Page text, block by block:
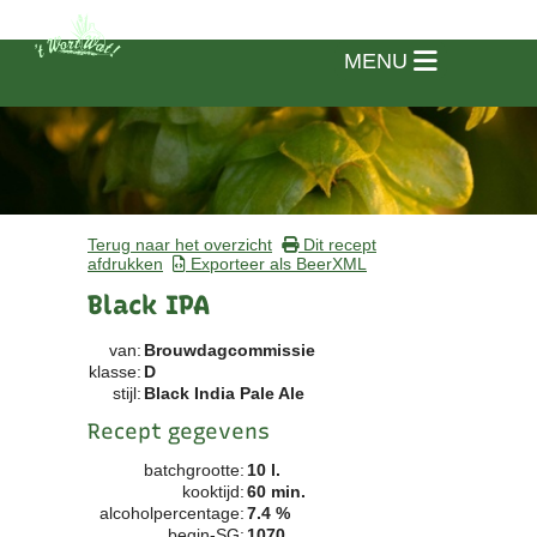
Terug naar het overzicht
Dit recept
afdrukken
Exporteer als BeerXML
Black IPA
van: Brouwdagcommissie
klasse: D
stijl: Black India Pale Ale
Recept gegevens
batchgrootte: 10 l.
kooktijd:60 min.
alcoholpercentage:7.4 %
MENU
Home